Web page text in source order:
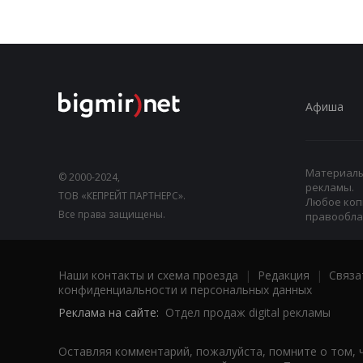
© 2000-2024,
ТОВ «КЕПРЕЙТ ПАРТНЕРС».
Все права защищены.
Афиша
рекламы.
Любое
Наши контакты и схема проезда | Редакция |
конфиденциальности и персональных данных
Реклама на сайте: Отдел продаж digital рекламы
Оставляя комментарий, пожалуйста, помните о том,